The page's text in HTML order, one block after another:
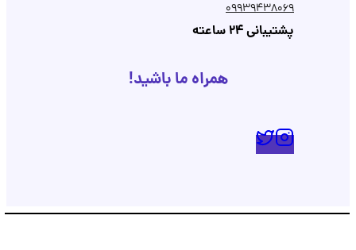
09939438069
پشتیبانی 24 ساعته
همراه ما باشید!